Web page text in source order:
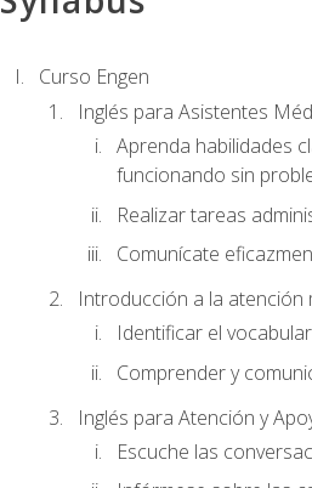
Curso Engen
Inglés para Asistentes
Aprenda habilidades
funcionando sin
Realizar tareas
Comunícate
Introducción a la atención
Identificar el
Comprender y
Inglés para Atención y
Escuche las